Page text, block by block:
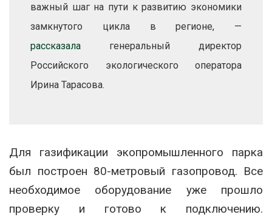
важный шаг на пути к развитию экономики
замкнутого цикла в регионе, —
рассказала генеральный директор
Российского экологического оператора
Ирина Тарасова.
Для газификации экопромышленного парка
был построен 80-метровый газопровод. Все
необходимое оборудование уже прошло
проверку и готово к подключению.